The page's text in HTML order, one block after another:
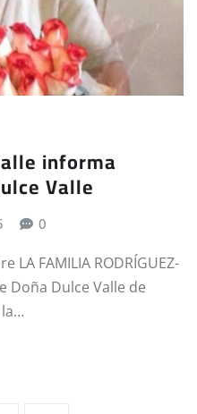
informa
Valle
0
LA FAMILIA RODRÍGUEZ-
Doña Dulce Valle de